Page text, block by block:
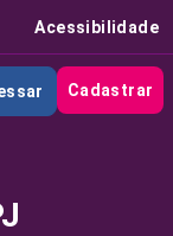
Acessibilidade
Cadastrar